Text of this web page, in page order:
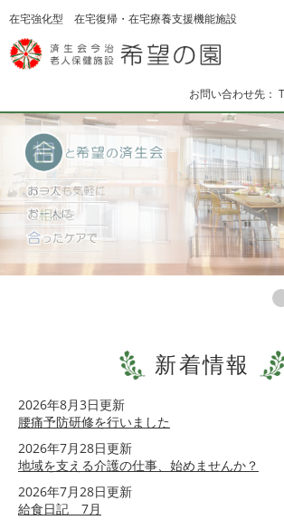
在宅強化型 在宅復帰・在宅療養支援機能施設
お問い合わせ先：
新着情報
2026年8月3日更新
腰痛予防研修を行いました
2026年7月28日更新
地域を支える介護の仕事、始めませんか？
2026年7月28日更新
給食日記 7月